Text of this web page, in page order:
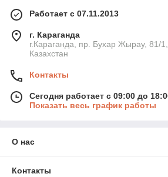
Работает с 07.11.2013
г. Караганда
г.Караганда, пр. Бухар Жырау, 81/
Казахстан
Контакты
Сегодня работает с 09:00 до
Показать весь график работы
О нас
Контакты